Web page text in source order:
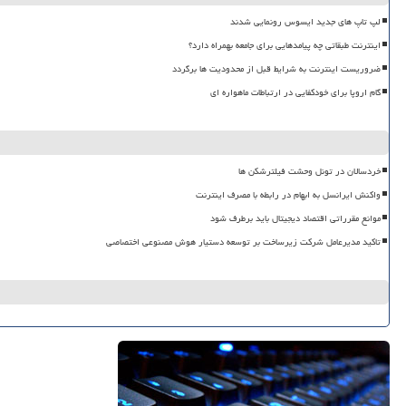
لپ تاپ های جدید ایسوس رونمایی شدند
اینترنت طبقاتی چه پیامدهایی برای جامعه بهمراه دارد؟
ضروریست اینترنت به شرایط قبل از محدودیت ها برگردد
گام اروپا برای خودکفایی در ارتباطات ماهواره ای
خردسالان در تونل وحشت فیلترشکن ها
واکنش ایرانسل به ابهام در رابطه با مصرف اینترنت
موانع مقرراتی اقتصاد دیجیتال باید برطرف شود
تاکید مدیرعامل شرکت زیرساخت بر توسعه دستیار هوش مصنوعی اختصاصی